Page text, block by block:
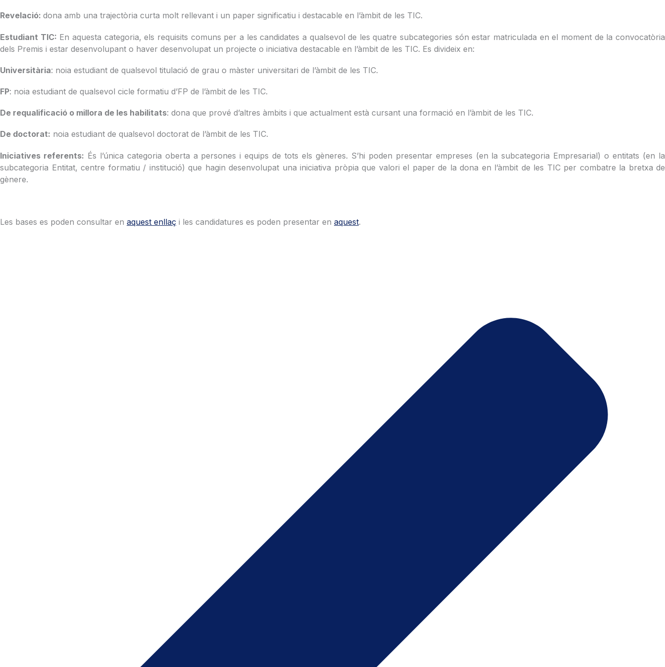
Revelació: dona amb una trajectòria curta molt rellevant i un paper significatiu i destacable en l’àmbit de les TIC.
Estudiant TIC: En aquesta categoria, els requisits comuns per a les candidates a qualsevol de les quatre subcategories són estar matriculada en el moment de la convocatòria
dels Premis i estar desenvolupant o haver desenvolupat un projecte o iniciativa destacable en l’àmbit de les TIC. Es divideix en:
Universitària: noia estudiant de qualsevol titulació de grau o màster universitari de l’àmbit de les TIC.
FP: noia estudiant de qualsevol cicle formatiu d’FP de l’àmbit de les TIC.
De requalificació o millora de les habilitats: dona que prové d’altres àmbits i que actualment està cursant una formació en l’àmbit de les TIC.
De doctorat: noia estudiant de qualsevol doctorat de l’àmbit de les TIC.
Iniciatives referents: És l’única categoria oberta a persones i equips de tots els gèneres. S’hi poden presentar empreses (en la subcategoria Empresarial) o entitats (en la
subcategoria Entitat, centre formatiu / institució) que hagin desenvolupat una iniciativa pròpia que valori el paper de la dona en l’àmbit de les TIC per combatre la bretxa de
gènere.
Les bases es poden consultar en aquest enllaç i les candidatures es poden presentar en aquest.